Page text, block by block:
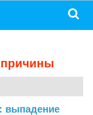
причины
выпадение